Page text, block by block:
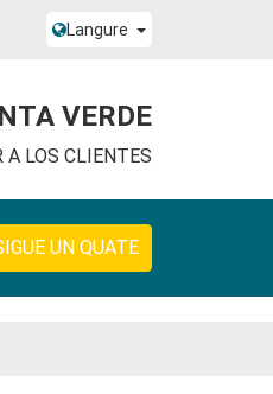
Langure
VERDE
A LOS CLIENTES
UN QUATE